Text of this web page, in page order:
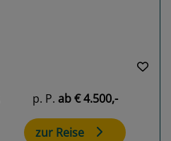
p. P. ab€ 4.500,-
zur Reise